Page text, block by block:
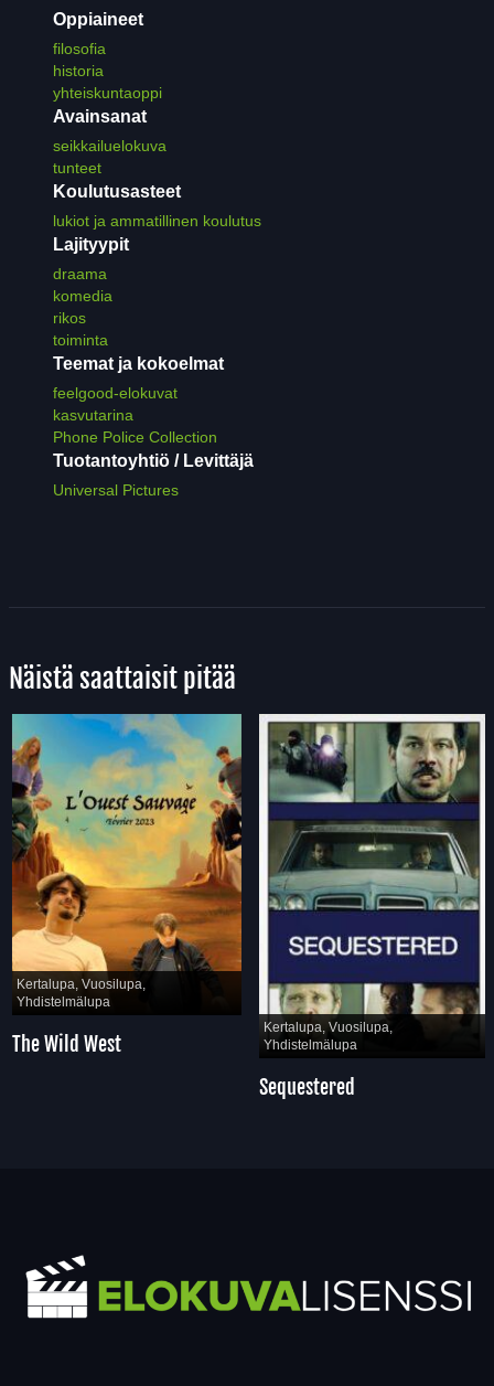
Oppiaineet
filosofia
historia
yhteiskuntaoppi
Avainsanat
seikkailuelokuva
tunteet
Koulutusasteet
lukiot ja ammatillinen koulutus
Lajityypit
draama
komedia
rikos
toiminta
Teemat ja kokoelmat
feelgood-elokuvat
kasvutarina
Phone Police Collection
Tuotantoyhtiö / Levittäjä
Universal Pictures
Näistä saattaisit pitää
Kertalupa, Vuosilupa,
Yhdistelmälupa
The Wild West
Kertalupa, Vuosilupa,
Yhdistelmälupa
Sequestered